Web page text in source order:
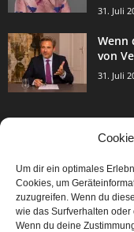
Um dir ein optimales
Cookies, um
zuzugreifen. Wenn du
wie das Surfverhalten
Wenn du deine
31. Juli
Wenn
von
31. Juli
Events & Success
Breaking News
Aktuelles